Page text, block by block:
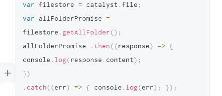
var filestore = catalyst . file ;
var allFolderPromise =
filestore . getAllFolder() ;
allFolderPromise
. then( (response) =>
{
console . log(response . content) ;
})
. catch( (err) => { console . log(err) ; }) ;